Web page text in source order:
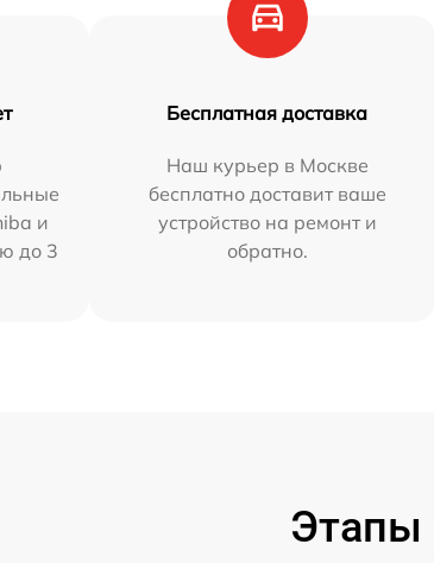
и
до 3
Бесплатная доставка
Наш курьер в Москве
бесплатно доставит ваше
устройство на ремонт и
обратно.
Этапы